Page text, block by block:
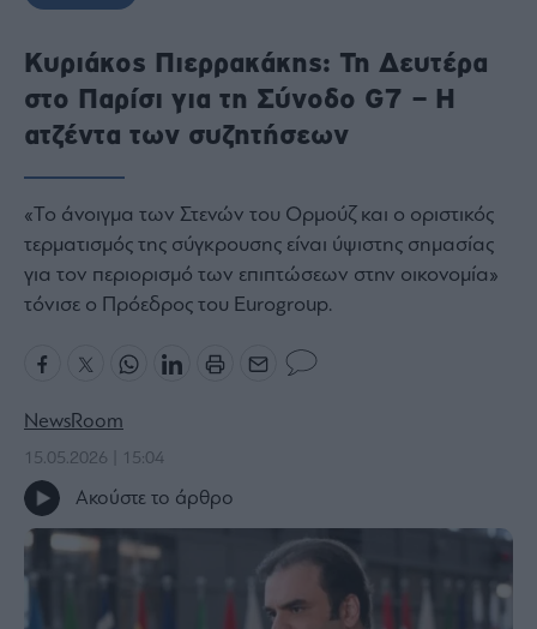
Ενέργεια
Πολιτική
Πολιτισμός
Κοινωνία
Law
Bloomberg
Financial
Times
The
Wiseman
Room
301
My
Κυριάκος Πιερρακάκης: Τη Δευτέρα
στο Παρίσι για τη Σύνοδο G7 – Η
ατζέντα των συζητήσεων
«Το άνοιγμα των Στενών του Ορμούζ και ο οριστικός
τερματισμός της σύγκρουσης είναι ύψιστης σημασίας
για τον περιορισμό των επιπτώσεων στην οικονομία»
τόνισε ο Πρόεδρος του Eurogroup.
NewsRoom
15.05.2026 | 15:04
Ακούστε το άρθρο